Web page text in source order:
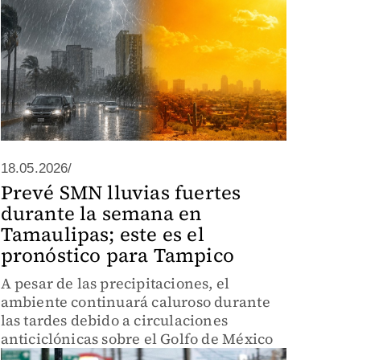
18.05.2026/
Prevé SMN lluvias fuertes
durante la semana en
Tamaulipas; este es el
pronóstico para Tampico
A pesar de las precipitaciones, el
ambiente continuará caluroso durante
las tardes debido a circulaciones
anticiclónicas sobre el Golfo de México